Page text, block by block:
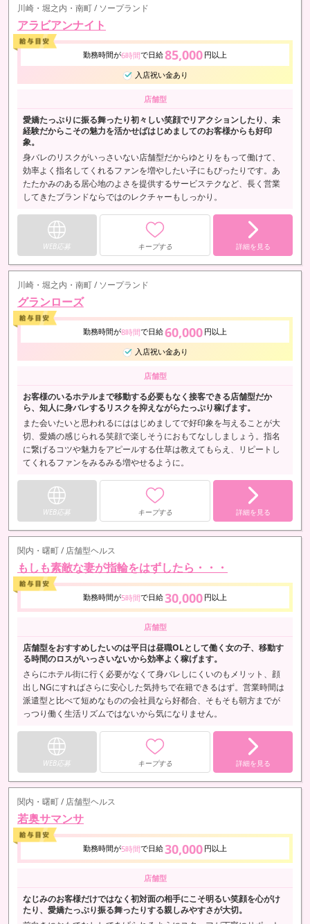
川崎・堀之内・南町 / ソープランド
アラビアンナイト
勤務時間が6時間で日給85,000 円以上
入店祝い金あり
店舗型
愛嬌たっぷりに振る舞ったり初々しい笑顔でリアクションしたり、未
経験だからこその魅力を活かせばはじめましてのお客様からも好印
象。
身バレのリスクがいっさいない店舗型だからゆとりをもって働けて、
効率よく指名してくれるファンを増やしたい子にもぴったりです。あ
たたかみのある居心地のよさを提供するサービステクなど、長く営業
してきたブランドならではのレクチャーもしっかり。
WEB応募 キープする 詳細を見る
川崎・堀之内・南町 / ソープランド
グランローズ
勤務時間が8時間で日給60,000 円以上
入店祝い金あり
店舗型
お客様のいるホテルまで移動する必要もなく接客できる店舗型だか
ら、知人に身バレするリスクを抑えながらたっぷり稼げます。
また会いたいと思われるにははじめましてで好印象を与えることが大
切、愛嬌の感じられる笑顔で楽しそうにおもてなししましょう。指名
に繋げるコツや魅力をアピールする仕草は教えてもらえ、リピートし
てくれるファンをみるみる増やせるように。
WEB応募 キープする 詳細を見る
関内・曙町 / 店舗型ヘルス
もしも素敵な妻が指輪をはずしたら・・・
勤務時間が5時間で日給30,000 円以上
店舗型
店舗型をおすすめしたいのは平日は昼職OLとして働く女の子、移動す
る時間のロスがいっさいないから効率よく稼げます。
さらにホテル街に行く必要がなくて身バレしにくいのもメリット、顔
出しNGにすればさらに安心した気持ちで在籍できるはず。営業時間は
派遣型と比べて短めなものの会社員なら好都合、そもそも朝方までが
っつり働く生活リズムではないから気になりません。
WEB応募 キープする 詳細を見る
関内・曙町 / 店舗型ヘルス
若奥サマンサ
勤務時間が5時間で日給30,000 円以上
店舗型
なじみのお客様だけではなく初対面の相手にこそ明るい笑顔を心がけ
たり、愛嬌たっぷり振る舞ったりする親しみやすさが大切。